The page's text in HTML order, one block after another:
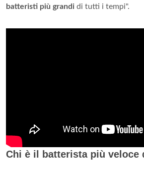
batteristi più grandi di tutti i tempi".
Chi è il batterista più veloce